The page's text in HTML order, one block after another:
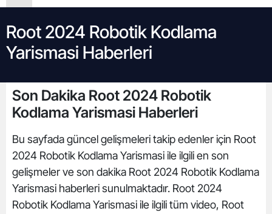
Root 2024 Robotik Kodlama
Yarismasi Haberleri
Son Dakika Root 2024 Robotik
Kodlama Yarismasi Haberleri
Bu sayfada güncel gelişmeleri takip edenler için Root
2024 Robotik Kodlama Yarismasi ile ilgili en son
gelişmeler ve son dakika Root 2024 Robotik Kodlama
Yarismasi haberleri sunulmaktadır. Root 2024
Robotik Kodlama Yarismasi ile ilgili tüm video, Root